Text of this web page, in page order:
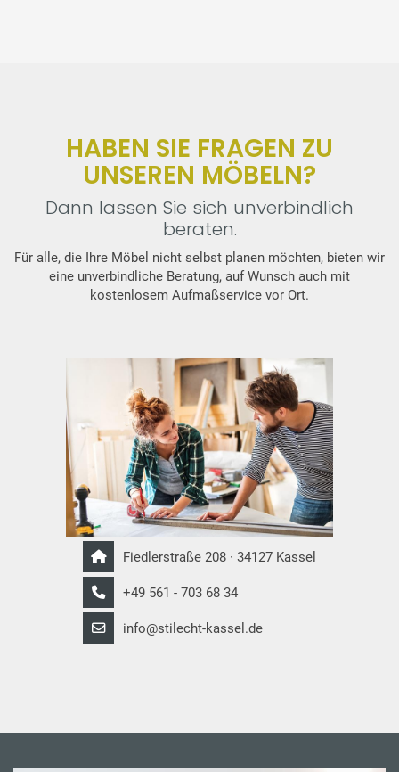
HABEN SIE FRAGEN ZU
UNSEREN MÖBELN?
Dann lassen Sie sich unverbindlich
beraten.
Für alle, die Ihre Möbel nicht selbst planen möchten, bieten wir
eine unverbindliche Beratung, auf Wunsch auch mit
kostenlosem Aufmaßservice vor Ort.
Fiedlerstraße 208 · 34127 Kassel
+49 561 - 703 68 34
info@stilecht-kassel.de